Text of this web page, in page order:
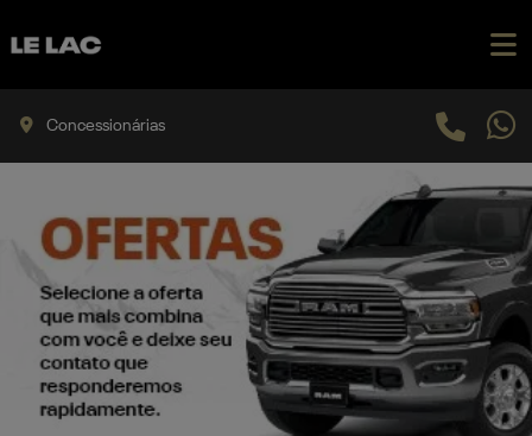
Concessionárias